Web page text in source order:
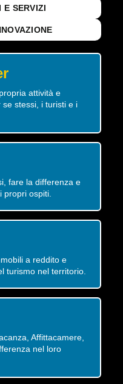
E SERVIZI
attività e
stessi, i turisti e i
fare la differenza e
propri ospiti.
a reddito e
turismo nel territorio.
Affittacamere,
nel loro